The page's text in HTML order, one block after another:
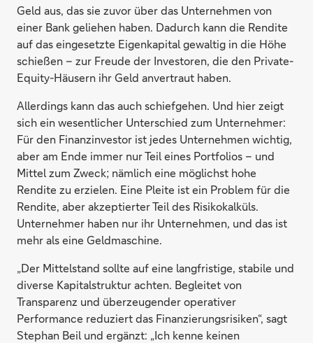
Geld aus, das sie zuvor über das Unternehmen von
einer Bank geliehen haben. Dadurch kann die Rendite
auf das eingesetzte Eigenkapital gewaltig in die Höhe
schießen – zur Freude der Investoren, die den Private-
Equity-Häusern ihr Geld anvertraut haben.
Allerdings kann das auch schiefgehen. Und hier zeigt
sich ein wesentlicher Unterschied zum Unternehmer:
Für den Finanzinvestor ist jedes Unternehmen wichtig,
aber am Ende immer nur Teil eines Portfolios – und
Mittel zum Zweck; nämlich eine möglichst hohe
Rendite zu erzielen. Eine Pleite ist ein Problem für die
Rendite, aber akzeptierter Teil des Risikokalküls.
Unternehmer haben nur ihr Unternehmen, und das ist
mehr als eine Geldmaschine.
„Der Mittelstand sollte auf eine langfristige, stabile und
diverse Kapitalstruktur achten. Begleitet von
Transparenz und überzeugender operativer
Performance reduziert das Finanzierungsrisiken“, sagt
Stephan Beil und ergänzt: „Ich kenne keinen